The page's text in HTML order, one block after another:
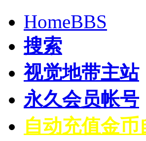
HomeBBS
搜索
视觉地带主站
永久会员帐号
自动充值金币